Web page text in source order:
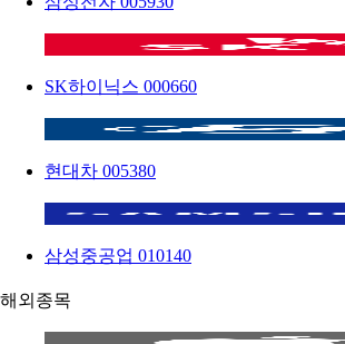
SK하이닉스 000660
현대차 005380
삼성중공업 010140
해외종목